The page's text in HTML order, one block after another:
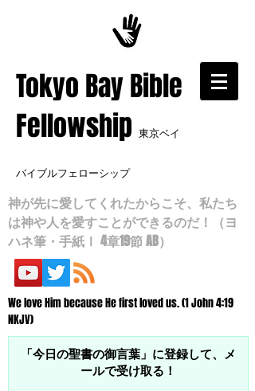
​Tokyo Bay Bible
Fellowship 東京ベイ
バイブルフェローシップ
神が先に愛してくれたからこそ、私たち
は神や人を愛すことができるのだ！（ヨ
ハネ筆・手紙Ⅰ 4章19節 AB）
We love Him because He first loved us. (1 John 4:19
NKJV)
「今日の聖書の御言葉」に登録して、メ
ールで受け取る！